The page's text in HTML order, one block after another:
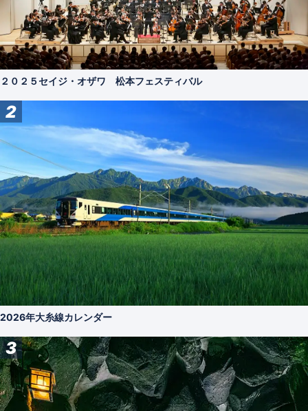
２０２５セイジ・オザワ 松本フェスティバル
2
2026年大糸線カレンダー
3